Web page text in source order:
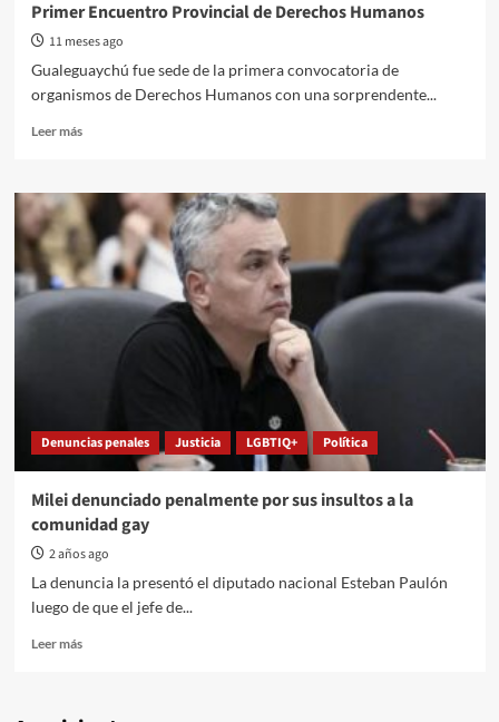
Primer Encuentro Provincial de Derechos Humanos
11 meses ago
Gualeguaychú fue sede de la primera convocatoria de
organismos de Derechos Humanos con una sorprendente...
Leer másRead
Primer
Encuentro
Provincial
de
Derechos
Humanos
Denuncias penales Justicia LGBTIQ+ Política
Milei denunciado penalmente por sus insultos a la
comunidad gay
2 años ago
La denuncia la presentó el diputado nacional Esteban Paulón
luego de que el jefe de...
Leer másRead